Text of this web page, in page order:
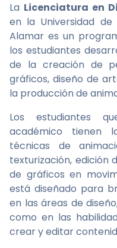
La Licenciatura en
en la Universidad de
Alamar es un
los estudiantes
de la creación de
gráficos, diseño de
la producción de
Los estudiantes
académico tienen
técnicas de
texturización, edición
de gráficos en
está diseñado para
en las áreas de
como en las
crear y editar